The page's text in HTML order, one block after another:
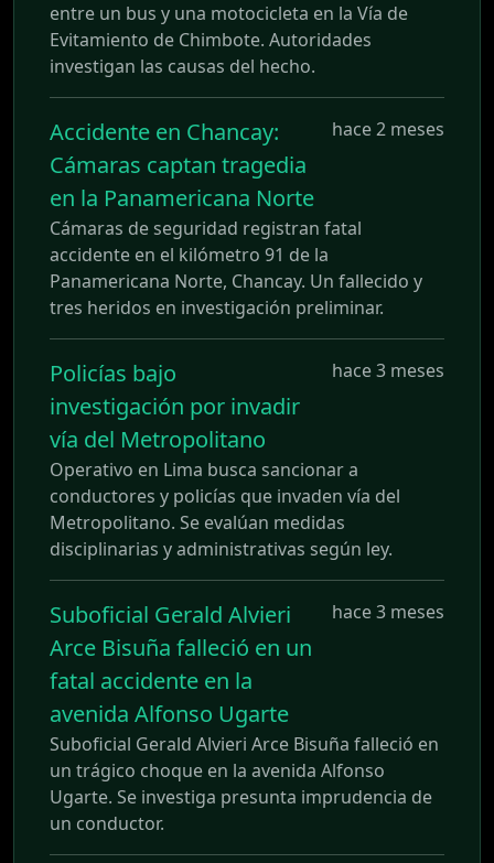
entre un bus y una motocicleta en la Vía de
Evitamiento de Chimbote. Autoridades
investigan las causas del hecho.
Accidente en Chancay:
Cámaras captan tragedia
en la Panamericana Norte
hace 2 meses
Cámaras de seguridad registran fatal
accidente en el kilómetro 91 de la
Panamericana Norte, Chancay. Un fallecido y
tres heridos en investigación preliminar.
Policías bajo
investigación por invadir
vía del Metropolitano
hace 3 meses
Operativo en Lima busca sancionar a
conductores y policías que invaden vía del
Metropolitano. Se evalúan medidas
disciplinarias y administrativas según ley.
Suboficial Gerald Alvieri
Arce Bisuña falleció en un
fatal accidente en la
avenida Alfonso Ugarte
hace 3 meses
Suboficial Gerald Alvieri Arce Bisuña falleció en
un trágico choque en la avenida Alfonso
Ugarte. Se investiga presunta imprudencia de
un conductor.